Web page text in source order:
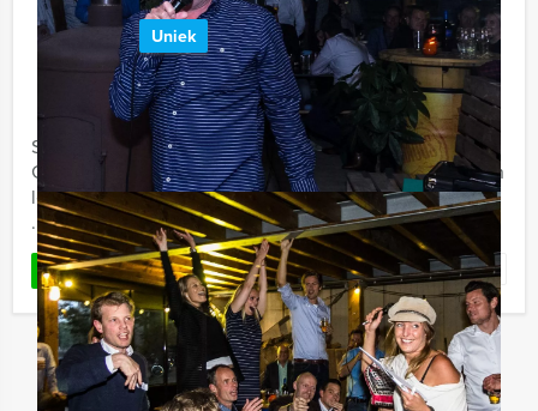
Uniek
Vanaf€ 52,50 p.p. excl. BTW
Vanaf 12 personen ‐ 4 uur en 30 minuten
Spelen en genieten, dat is 'Get the Picture Brunch'
Gouda; speel Get the Picture, verken de stad, geniet van
lekker eten, met Holland Tour Guides. Het decor van de
...
LEES MEER Favoriet